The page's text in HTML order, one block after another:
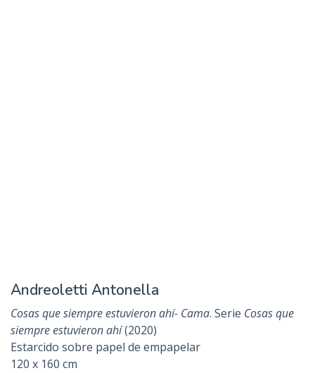
Andreoletti Antonella
Cosas que siempre estuvieron ahí- Cama. Serie Cosas que
siempre estuvieron ahí(2020)
Estarcido sobre papel de empapelar
120 x 160 cm